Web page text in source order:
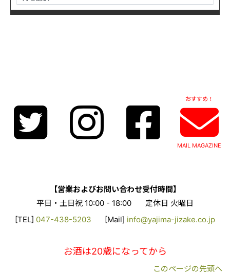
おすすめ！
MAIL MAGAZINE
【営業およびお問い合わせ受付時間】
平日・土日祝 10:00 - 18:00
定休日 火曜日
[TEL] 047-438-5203 [Mail] info@yajima-jizake.co.jp
お酒は20歳になってから
このページの先頭へ